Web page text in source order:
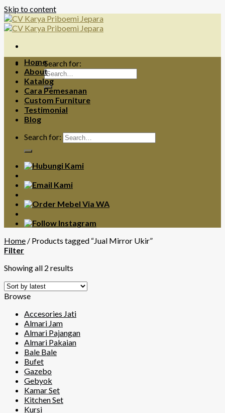
Skip to content
Search for:
Home
About
Katalog
Cara Pemesanan
Custom Furniture
Testimonial
Blog
Search for:
Home / Products tagged “Jual Mirror Ukir”
Filter
Showing all 2 results
Browse
Accesories Jati
Almari Jam
Almari Pajangan
Almari Pakaian
Bale Bale
Bufet
Gazebo
Gebyok
Kamar Set
Kitchen Set
Kursi